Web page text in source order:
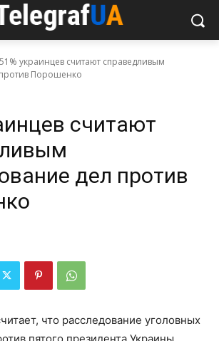
51% украинцев считают справедливым
Порошенко
считают
дел против
что расследование уголовных